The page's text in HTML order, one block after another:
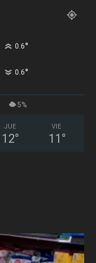
0.6°
0.6°
5%
JUE
12°
VIE
11 °